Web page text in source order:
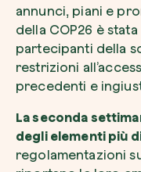
annunci, piani e
della COP26 è
partecipanti della
restrizioni
precedenti e
La seconda
degli elementi più
regolamentazioni